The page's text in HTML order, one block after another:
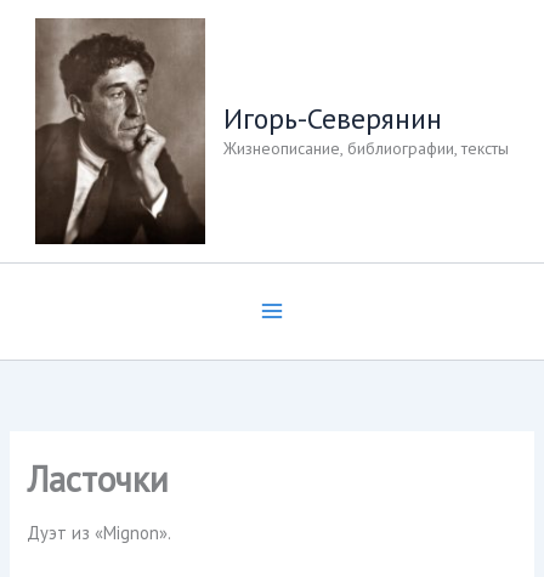
Перейти
содержимому
Игорь-Северянин
Жизнеописание, библиографии, тексты
Ласточки
Дуэт из «Mignon».